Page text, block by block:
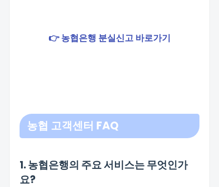
👉 농협은행 분실신고 바로가기
농협 고객센터 FAQ
1. 농협은행의 주요 서비스는 무엇인가
요?